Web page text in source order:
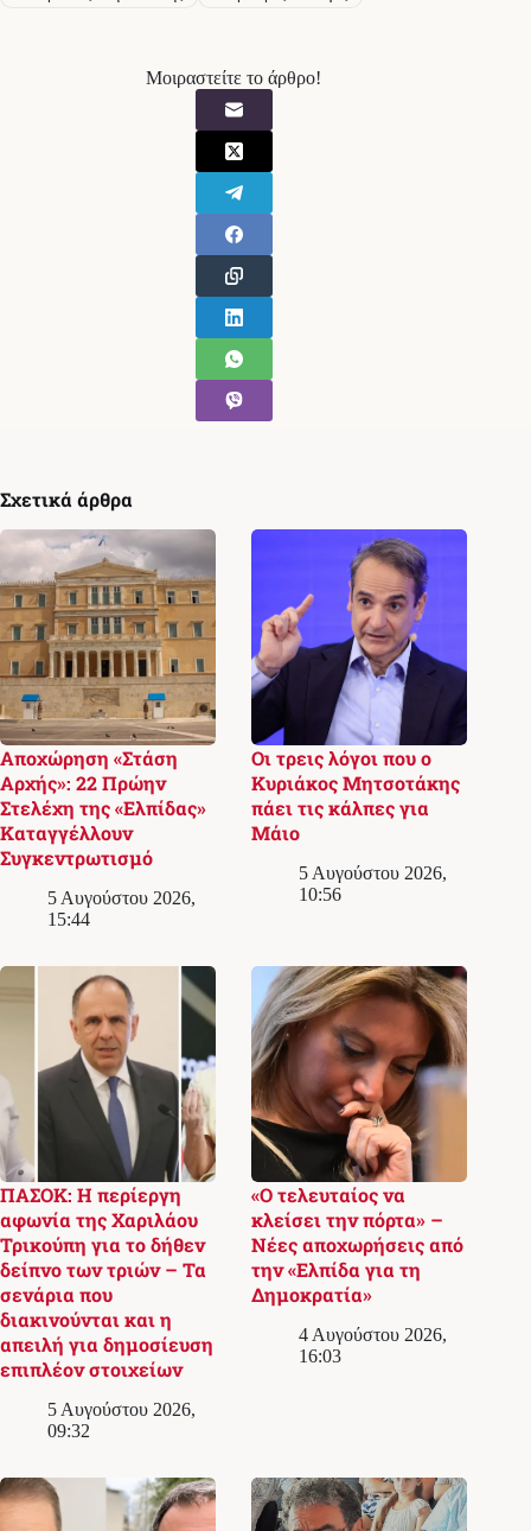
Μοιραστείτε το άρθρο!
Σχετικά άρθρα
Αποχώρηση «Στάση
Αρχής»: 22 Πρώην
Στελέχη της «Ελπίδας»
Καταγγέλλουν
Συγκεντρωτισμό
5 Αυγούστου 2026,
15:44
Οι τρεις λόγοι που ο
Κυριάκος Μητσοτάκης
πάει τις κάλπες για
Μάιο
5 Αυγούστου 2026,
10:56
ΠΑΣΟΚ: Η περίεργη
αφωνία της Χαριλάου
Τρικούπη για το δήθεν
δείπνο των τριών – Τα
σενάρια που
διακινούνται και η
απειλή για δημοσίευση
επιπλέον στοιχείων
5 Αυγούστου 2026,
09:32
«Ο τελευταίος να
κλείσει την πόρτα» –
Νέες αποχωρήσεις από
την «Ελπίδα για τη
Δημοκρατία»
4 Αυγούστου 2026,
16:03